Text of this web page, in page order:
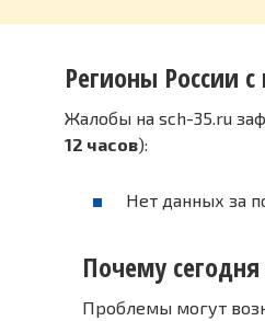
Регионы России
Жалобы на sch-35.ru
12 часов):
Нет данных за
Почему
Проблемы могут